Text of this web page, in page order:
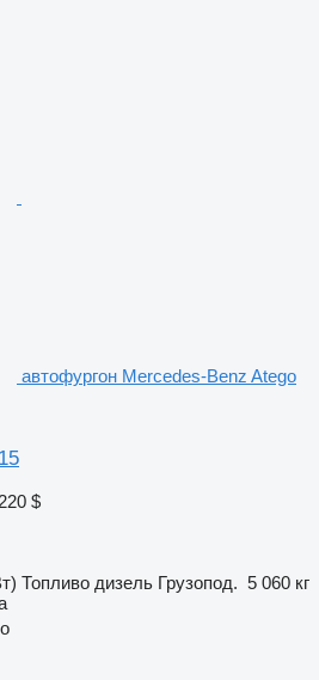
автофургон Mercedes-Benz Atego
$
Топливо дизель Грузопод. 5 060 кг